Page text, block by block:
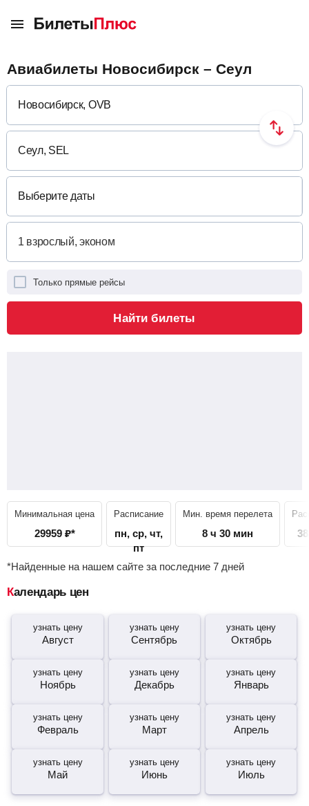
Авиабилеты Новосибирск – Сеул
Выберите даты
Только прямые рейсы
Найти билеты
Минимальная цена
29959 ₽*
Расписание
пн, ср, чт,
пт
Мин. время перелета
8 ч 30 мин
*Найденные на нашем сайте за последние 7 дней
Календарь цен
узнать цену
Август
узнать цену
Сентябрь
узнать цену
Октябрь
узнать цену
Ноябрь
узнать цену
Декабрь
узнать цену
Январь
узнать цену
Февраль
узнать цену
Март
узнать цену
Апрель
узнать цену
Май
узнать цену
Июнь
узнать цену
Июль